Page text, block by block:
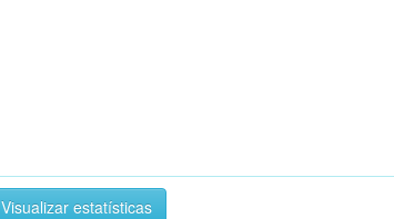
Visualizar estatísticas